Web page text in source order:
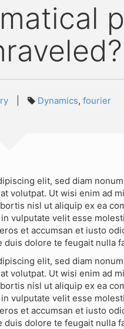
Dynamics,fourier
elit, sed diam
volutpat. Ut wisi enim ad
nisl ut aliquip ex ea
vulputate velit esse
et accumsan et iusto
dolore te feugait nulla
elit, sed diam
volutpat. Ut wisi enim ad
nisl ut aliquip ex ea
vulputate velit esse
et accumsan et iusto
dolore te feugait nulla